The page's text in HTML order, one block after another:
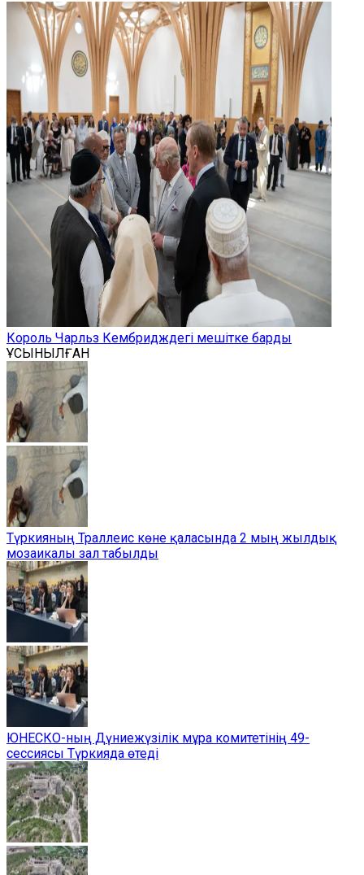
Король Чарльз Кембридждегі мешітке барды
ҰСЫНЫЛҒАН
Түркияның Траллеис көне қаласында 2 мың жылдық
мозаикалы зал табылды
ЮНЕСКО-ның Дүниежүзілік мұра комитетінің 49-
сессиясы Түркияда өтеді